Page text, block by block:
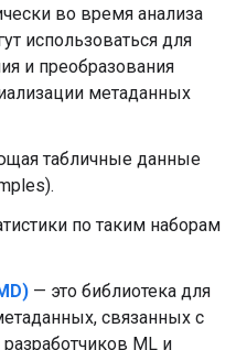
во время анализа
использоваться для
и преобразования
метаданных
табличные данные
по таким наборам
— это библиотека для
связанных с
ML и